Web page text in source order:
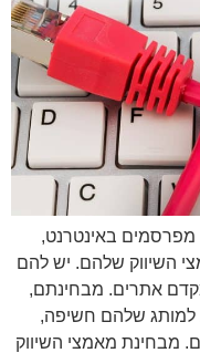
באינטרנט,
השיווק שלהם. יש להם
אתרים. מבחינתם,
למותג שלהם חשיפה,
מבחינת מאמצי השיווק